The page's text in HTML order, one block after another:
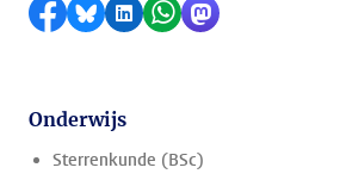
Delen op Facebook
Delen via Bluesky
Delen op LinkedIn
Delen via WhatsApp
Delen via
Onderwijs
Sterrenkunde (BSc)